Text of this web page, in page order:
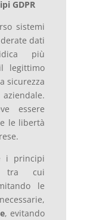
GDPR
sistemi
dati
più
legittimo
sicurezza
essere
le libertà
i principi
tra cui
le
, evitando